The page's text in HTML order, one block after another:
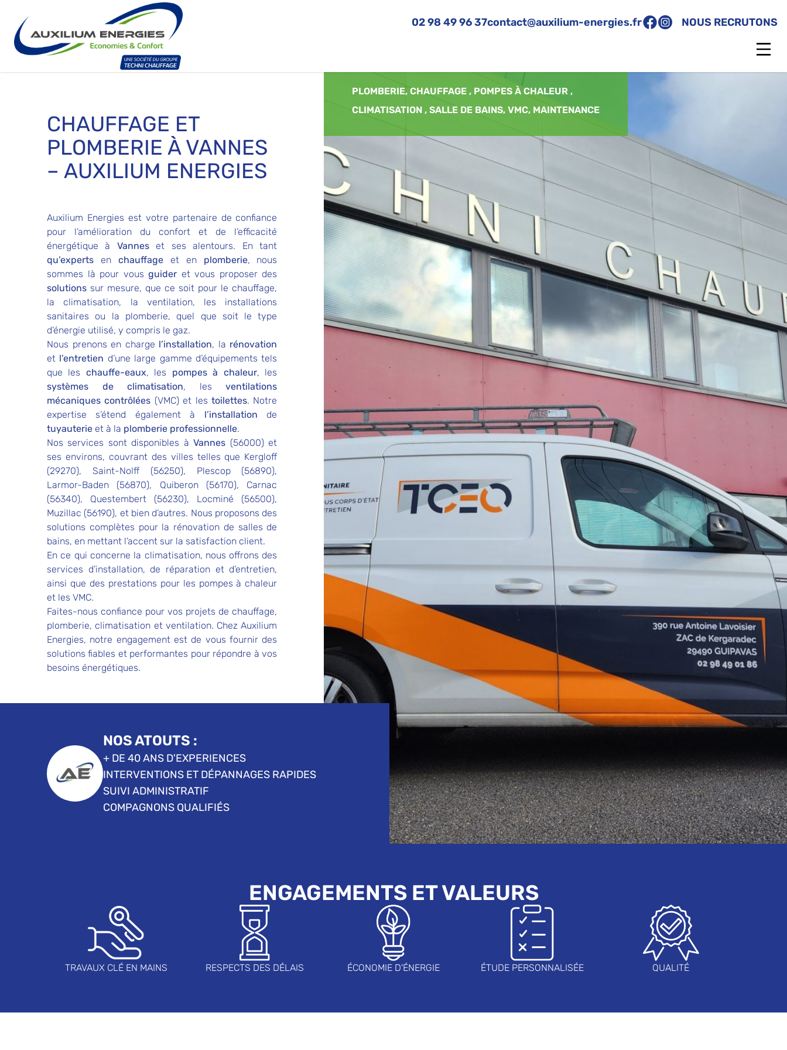
02 98 49 96 37contact@auxilium-energies.fr NOUS RECRUTONS
CHAUFFAGE ET
PLOMBERIE À VANNES
– AUXILIUM ENERGIES
Auxilium Energies est votre partenaire de confiance
pour l’amélioration du confort et de l’efficacité
énergétique à Vanneset ses alentours. En tant
qu’experts en chauffage et en plomberie, nous
sommes là pour vousguider et vous proposer des
solutionssur mesure, que ce soit pour le chauffage,
la climatisation, la ventilation, les installations
sanitaires ou la plomberie, quel que soit le type
d’énergie utilisé, y compris le gaz.
Nous prenons en charge l’installation, la rénovation
et l’entretien d’une large gamme d’équipements tels
que les chauffe-eaux, les pompes à chaleur, les
systèmes de climatisation, lesventilations
mécaniques contrôlées (VMC) et lestoilettes. Notre
expertise s’étend également à l’installationde
tuyauterie et à la plomberie professionnelle.
Nos services sont disponibles àVannes (56000) et
ses environs, couvrant des villes telles que Kergloff
(29270), Saint-Nolff (56250), Plescop (56890),
Larmor-Baden (56870), Quiberon (56170), Carnac
(56340), Questembert (56230), Locminé (56500),
Muzillac (56190), et bien d’autres. Nous proposons des
solutions complètes pour la rénovation de salles de
bains, en mettant l’accent sur la satisfaction client.
En ce qui concerne la climatisation, nous offrons des
services d’installation, de réparation et d’entretien,
ainsi que des prestations pour les pompes à chaleur
et les VMC.
Faites-nous confiance pour vos projets de chauffage,
plomberie, climatisation et ventilation. Chez Auxilium
Energies, notre engagement est de vous fournir des
solutions fiables et performantes pour répondre à vos
besoins énergétiques.
NOS ATOUTS :
+ DE 40 ANS D'EXPERIENCES
INTERVENTIONS ET DÉPANNAGES RAPIDES
SUIVI ADMINISTRATIF
COMPAGNONS QUALIFIÉS
PLOMBERIE,CHAUFFAGE, POMPES À CHALEUR,
CLIMATISATION,SALLE DE BAINS,VMC, MAINTENANCE
ENGAGEMENTS ET VALEURS
TRAVAUX CLÉ EN MAINS RESPECTS DES DÉLAIS ÉCONOMIE D'ÉNERGIE ÉTUDE PERSONNALISÉE QUALITÉ